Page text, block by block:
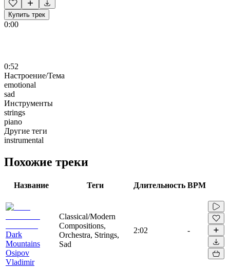
Купить трек
0:00
0:52
Настроение/Тема
emotional
sad
Инструменты
strings
piano
Другие теги
instrumental
Похожие треки
Название Теги Длительность BPM
Dark
Mountains
Osipov
Vladimir
Classical/Modern
Compositions,
Orchestra, Strings,
Sad
2:02 -